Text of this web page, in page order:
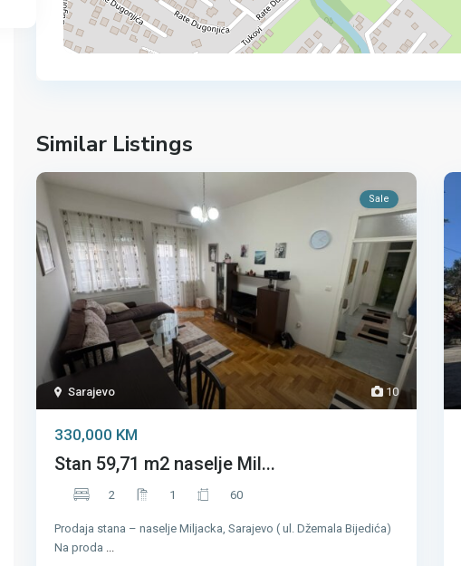
Similar Listings
10
Sarajevo
Sale
330,000 KM
Stan 59,71 m2 naselje Mil...
2 1 60
Prodaja stana – naselje Miljacka, Sarajevo ( ul. Džemala Bijedića)
Na proda